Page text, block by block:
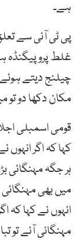
ہے۔
پی ٹی آئی سے
غلط پروپیگنڈہ
چیلنج دیتے
مکان دکھا دو تو
قومی اسمبلی
کہا کہ اگر
ہر جگہ مہنگائی
میں بھی
انہوں نے کہا کہ
مہنگائی آئے تو